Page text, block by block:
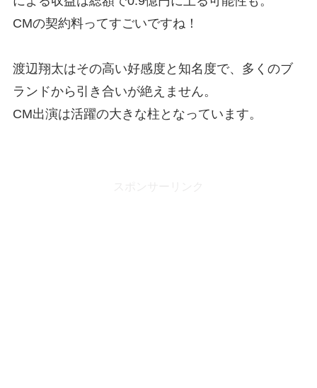
CMの契約料ってすごいですね！
渡辺翔太はその高い好感度と知名度で、多くのブ
ランドから引き合いが絶えません。
CM出演は活躍の大きな柱となっています。